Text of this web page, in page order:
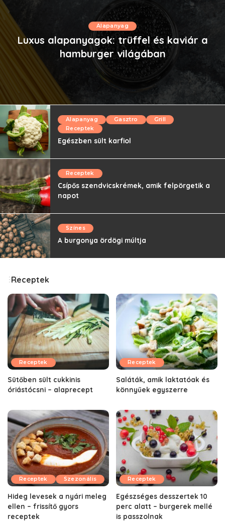
Alapanyag
Luxus alapanyagok: trüffel és kaviár a
hamburger világában
Alapanyag Gasztro
Grill
Receptek
Egészben sült karfiol
Receptek
Csípős szendvicskrémek, amik felpörgetik a
napot
Színes
A burgonya ördögi múltja
Receptek
Receptek
Sütőben sült cukkinis
óriástócsni – alaprecept
Receptek
Saláták, amik laktatóak és
könnyűek egyszerre
Receptek Szezonális
Hideg levesek a nyári meleg
ellen – frissítő gyors
receptek
Receptek
Egészséges desszertek 10
perc alatt – burgerek mellé
is passzolnak